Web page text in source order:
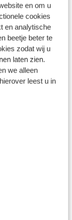
en om u
cookies
en analytische
beetje beter te
zodat wij u
laten zien.
we alleen
leest u in
von